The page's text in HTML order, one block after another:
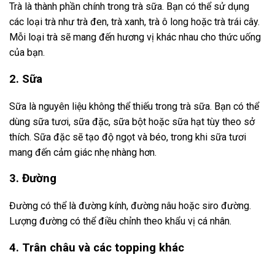
Trà là thành phần chính trong trà sữa. Bạn có thể sử dụng
các loại trà như trà đen, trà xanh, trà ô long hoặc trà trái cây.
Mỗi loại trà sẽ mang đến hương vị khác nhau cho thức uống
của bạn.
2. Sữa
Sữa là nguyên liệu không thể thiếu trong trà sữa. Bạn có thể
dùng sữa tươi, sữa đặc, sữa bột hoặc sữa hạt tùy theo sở
thích. Sữa đặc sẽ tạo độ ngọt và béo, trong khi sữa tươi
mang đến cảm giác nhẹ nhàng hơn.
3. Đường
Đường có thể là đường kính, đường nâu hoặc siro đường.
Lượng đường có thể điều chỉnh theo khẩu vị cá nhân.
4. Trân châu và các topping khác